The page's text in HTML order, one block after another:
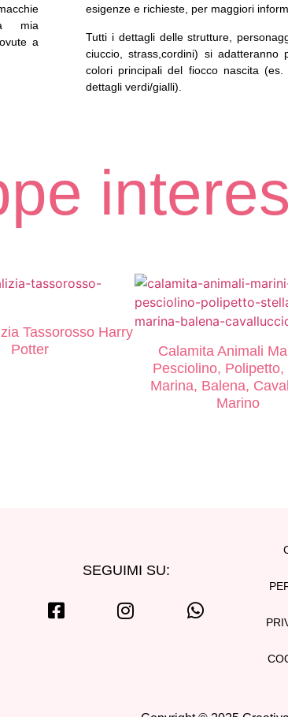
mia
a
esigenze e richieste, per maggiori
Tutti i dettagli delle strutture,
ciuccio, strass,cordini) si adatteranno
colori principali del fiocco nascita
dettagli verdi/gialli).
Tassorosso Harry
Potter
Calamita Animali
Pesciolino, Polipetto,
Marina, Balena,
Marino
SEGUIMI SU: